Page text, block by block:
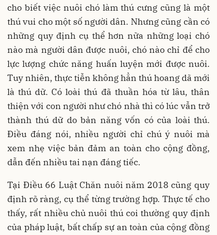
cho biết việc nuôi chó làm thú cưng cũng là một
thú vui cho một số người dân. Nhưng cũng cần có
những quy định cụ thể hơn nữa những loại chó
nào mà người dân được nuôi, chó nào chỉ để cho
lực lượng chức năng huấn luyện mới được nuôi.
Tuy nhiên, thực tiễn không hẳn thú hoang dã mới
là thú dữ. Có loài thú đã thuần hóa từ lâu, thân
thiện với con người như chó nhà thì có lúc vẫn trở
thành thú dữ do bản năng vốn có của loài thú.
Điều đáng nói, nhiều người chỉ chú ý nuôi mà
xem nhẹ việc bản đảm an toàn cho cộng đồng,
dẫn đến nhiều tai nạn đáng tiếc.
Tại Điều 66 Luật Chăn nuôi năm 2018 cũng quy
định rõ ràng, cụ thể từng trường hợp. Thực tế cho
thấy, rất nhiều chủ nuôi thú coi thường quy định
của pháp luật, bất chấp sự an toàn của cộng đồng